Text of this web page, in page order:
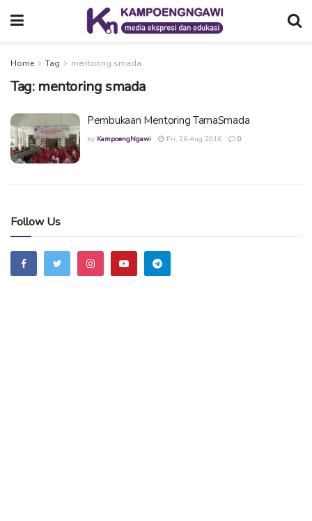
Home Tag mentoring smada
Tag: mentoring smada
Pembukaan Mentoring TamaSmada
by KampoengNgawi Fri, 26 Aug 2016 0
Follow Us